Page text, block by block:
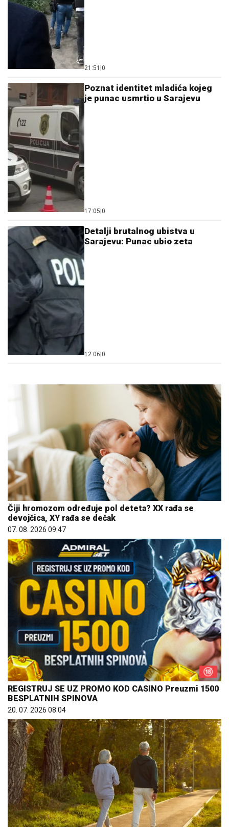
21:51 0
Poznat identitet mladića kojeg
je punac usmrtio u Sarajevu
17:05 0
Detalji brutalnog ubistva u
Sarajevu: Punac ubio zeta
12:06 0
Čiji hromozom određuje pol deteta? XX rađa se
devojčica, XY rađa se dečak
07. 08. 2026 09:47
REGISTRUJ SE UZ PROMO KOD CASINO Preuzmi 1500
BESPLATNIH SPINOVA
20. 07. 2026 08:04